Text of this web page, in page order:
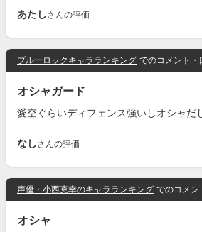
あたしさんの評価
ブルーロックキャラランキング でのコメント・
オシャガード
愛空ぐらいディフェンス強いしオシャだ
なしさんの評価
声優・小西克幸のキャラランキング でのコメン
オシャ